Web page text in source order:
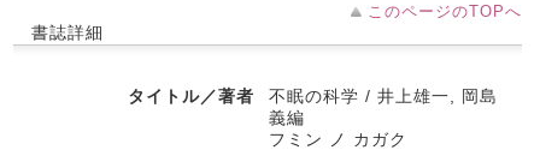
このページのTOPへ
書誌詳細
タイトル／著者
不眠の科学 / 井上雄一, 岡島
義編
フミン ノ カガク